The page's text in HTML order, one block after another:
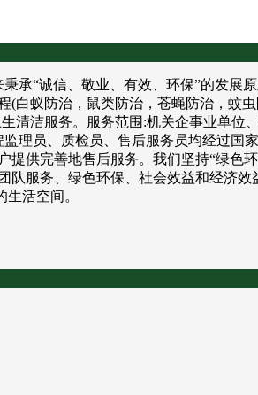
“诚信、敬业、有效、环保”的发展
白蚁防治，鼠类防治，苍蝇防治，蚊
清洁服务。服务范围:机关企事业单位
理员、质检员、售后服务员均经过国
供完善地售后服务。我们坚持“绿色
服务、绿色环保、社会效益和经济效
活空间。